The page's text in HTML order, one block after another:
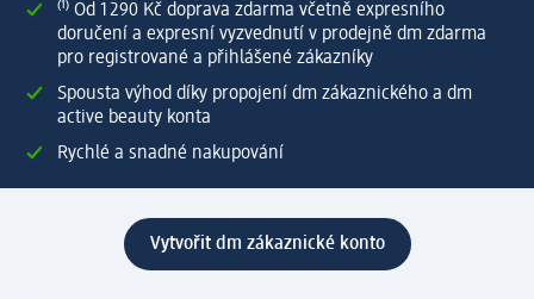
⁽¹⁾ Od 1 290 Kč doprava zdarma včetně expresního
doručení a expresní vyzvednutí v prodejně dm zdarma
pro registrované a přihlášené zákazníky
Spousta výhod díky propojení dm zákaznického a dm
active beauty konta
Rychlé a snadné nakupování
Vytvořit dm zákaznické konto